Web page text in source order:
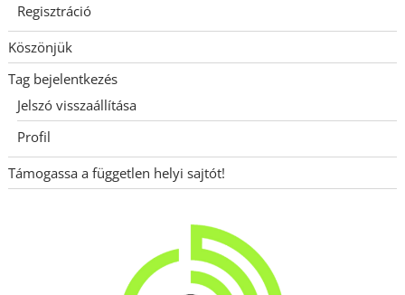
Regisztráció
Köszönjük
Tag bejelentkezés
Jelszó visszaállítása
Profil
Támogassa a független helyi sajtót!